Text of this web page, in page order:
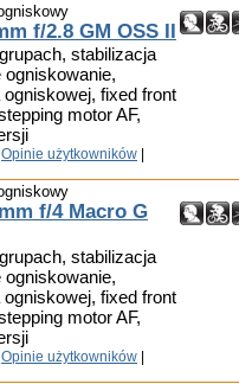
f/2.8 GM OSS II
stabilizacja
fixed front
motor AF,
Opinie użytkowników
f/4 Macro G
stabilizacja
fixed front
motor AF,
Opinie użytkowników